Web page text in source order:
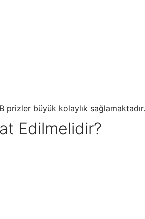
prizler büyük kolaylık sağlamaktadır.
Edilmelidir?